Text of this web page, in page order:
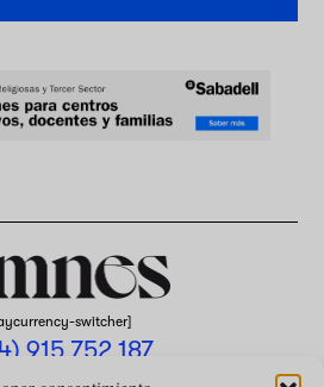
switcher]
915 752 187